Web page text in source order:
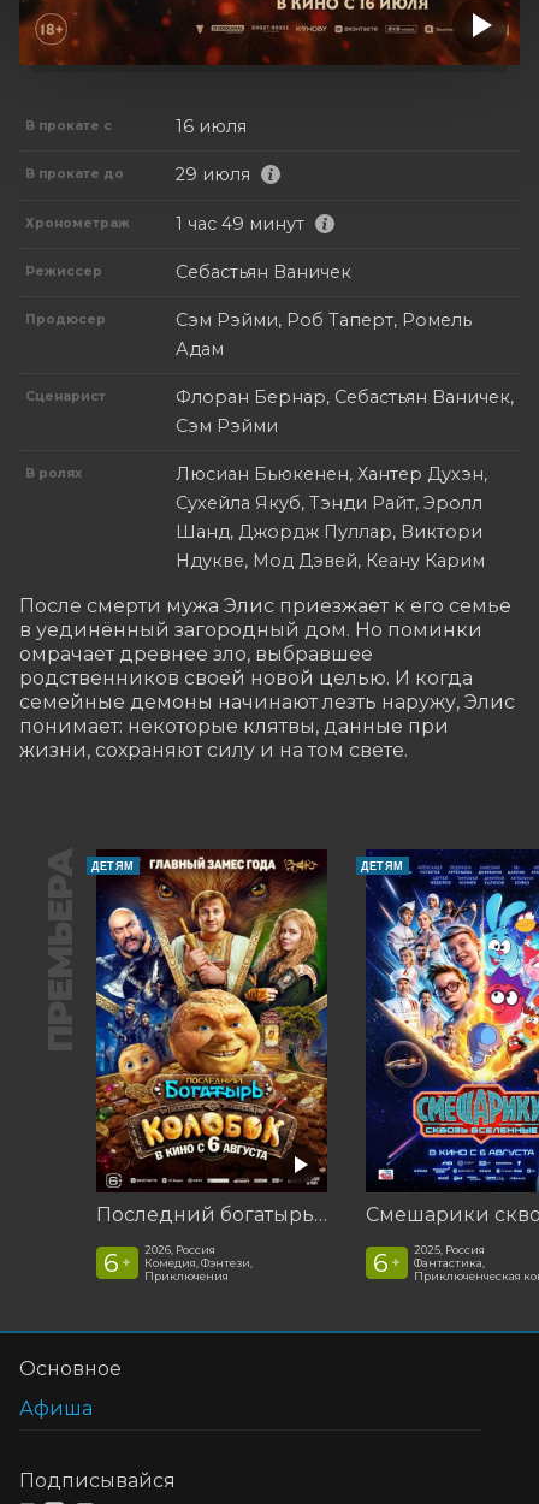
В прокате с 16 июля
В прокате до 29 июля
Хронометраж 1 час 49 минут
Режиссер Себастьян Ваничек
Продюсер
Сэм Рэйми, Роб Таперт, Ромель
Адам
Сценарист
Флоран Бернар, Себастьян Ваничек,
Сэм Рэйми
В ролях
Люсиан Бьюкенен, Хантер Духэн,
Сухейла Якуб, Тэнди Райт, Эролл
Шанд, Джордж Пуллар, Виктори
Ндукве, Мод Дэвей, Кеану Карим
После смерти мужа Элис приезжает к его семье
в уединённый загородный дом. Но поминки
омрачает древнее зло, выбравшее
родственников своей новой целью. И когда
семейные демоны начинают лезть наружу, Элис
понимает: некоторые клятвы, данные при
жизни, сохраняют силу и на том свете.
ПРЕМЬЕРА ДЕТЯМ
Последний богатырь. Колобок
6 +
2026, Россия
Комедия, Фэнтези,
Приключения
ДЕТЯМ
6 +
2025, Россия
Фантастика,
Приключенческая
Основное
Афиша
Подписывайся